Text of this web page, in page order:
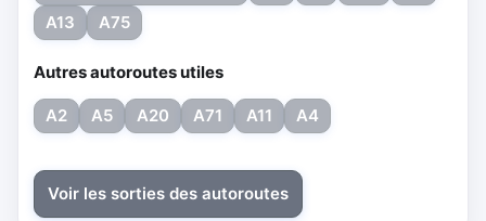
A13
A75
Autres autoroutes utiles
A2 A5 A20 A71 A11 A4
Voir les sorties des autoroutes